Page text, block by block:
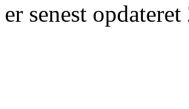
er senest